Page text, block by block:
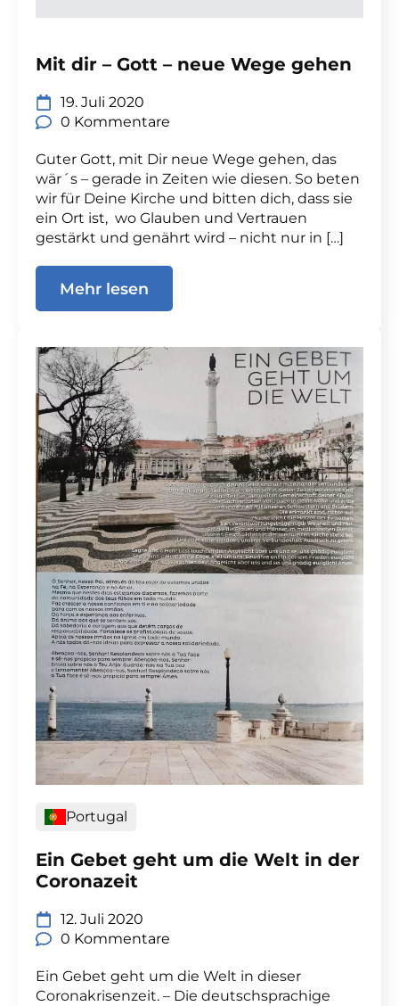
Mit dir – Gott – neue Wege gehen
19. Juli 2020
0 Kommentare
Guter Gott, mit Dir neue Wege gehen, das
wär´s – gerade in Zeiten wie diesen. So beten
wir für Deine Kirche und bitten dich, dass sie
ein Ort ist, wo Glauben und Vertrauen
gestärkt und genährt wird – nicht nur in […]
Mehr lesen
Portugal
Ein Gebet geht um die Welt in der
Coronazeit
12. Juli 2020
0 Kommentare
Ein Gebet geht um die Welt in dieser
Coronakrisenzeit. – Die deutschsprachige